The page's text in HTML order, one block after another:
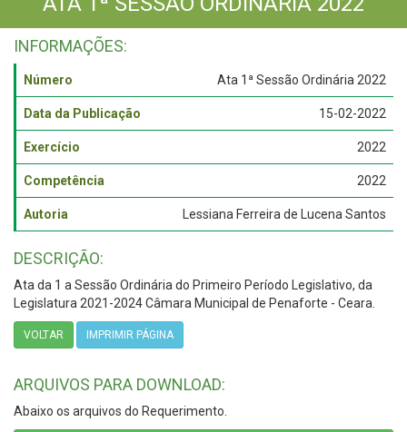
INFORMAÇÕES:
Número Ata 1ª Sessão Ordinária 2022
Data da Publicação 15-02-2022
Exercício 2022
Competência 2022
Autoria Lessiana Ferreira de Lucena Santos
DESCRIÇÃO:
Ata da 1 a Sessão Ordinária do Primeiro Período Legislativo, da
Legislatura 2021-2024 Câmara Municipal de Penaforte - Ceara.
VOLTAR IMPRIMIR PÁGINA
ARQUIVOS PARA DOWNLOAD:
Abaixo os arquivos do Requerimento.